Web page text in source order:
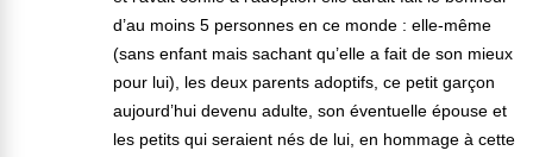
d’au moins 5 personnes en ce monde : elle-même
(sans enfant mais sachant qu’elle a fait de son mieux
pour lui), les deux parents adoptifs, ce petit garçon
aujourd’hui devenu adulte, son éventuelle épouse et
les petits qui seraient nés de lui, en hommage à cette